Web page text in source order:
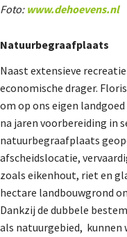
Foto: www.dehoevens.nl
Natuurbegraafplaats
Naast extensieve
economische drager.
om op ons eigen
na jaren voorbereiding in
natuurbegraafplaats
afscheidslocatie,
zoals eikenhout, riet en
hectare landbouwgrond
Dankzij de dubbele
als natuurgebied, kunnen